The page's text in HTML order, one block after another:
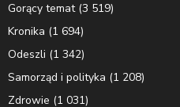
Gorący temat(3 519)
Kronika (1 694)
Odeszli (1 342)
Samorząd i polityka (1 208)
Zdrowie (1 031)